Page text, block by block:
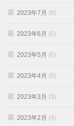
2023年7月 (8)
2023年6月 (6)
2023年5月 (6)
2023年4月 (6)
2023年3月 (3)
2023年2月 (4)